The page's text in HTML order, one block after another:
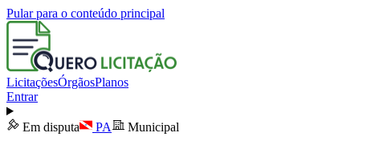
Pular para o conteúdo principal
LicitaçõesÓrgãosPlanos
Entrar
Em disputa PA Municipal